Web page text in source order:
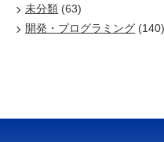
未分類 (63)
開発・プログラミング (140)